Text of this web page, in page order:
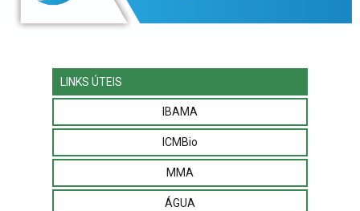
LINKS ÚTEIS
IBAMA
ICMBio
MMA
ÁGUA